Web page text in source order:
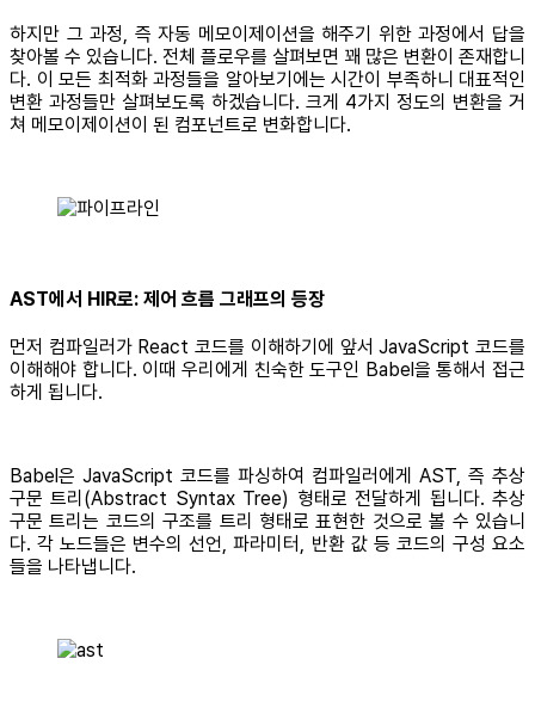
하지만 그 과정, 즉 자동 메모이제이션을 해주기 위한 과정에서 답을
찾아볼 수 있습니다. 전체 플로우를 살펴보면 꽤 많은 변환이 존재합니
다. 이 모든 최적화 과정들을 알아보기에는 시간이 부족하니 대표적인
변환 과정들만 살펴보도록 하겠습니다. 크게 4가지 정도의 변환을 거
쳐 메모이제이션이 된 컴포넌트로 변화합니다.
AST에서 HIR로: 제어 흐름 그래프의 등장
먼저 컴파일러가 React 코드를 이해하기에 앞서 JavaScript 코드를
이해해야 합니다. 이때 우리에게 친숙한 도구인 Babel을 통해서 접근
하게 됩니다.
Babel은 JavaScript 코드를 파싱하여 컴파일러에게 AST, 즉 추상
구문 트리(Abstract Syntax Tree) 형태로 전달하게 됩니다. 추상
구문 트리는 코드의 구조를 트리 형태로 표현한 것으로 볼 수 있습니
다. 각 노드들은 변수의 선언, 파라미터, 반환 값 등 코드의 구성 요소
들을 나타냅니다.